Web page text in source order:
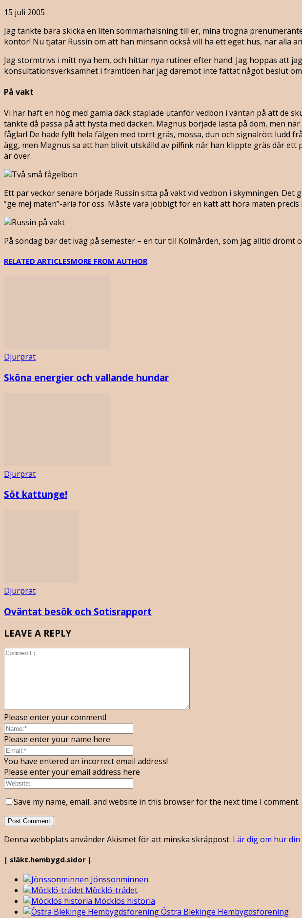
15 juli 2005
Jag tänkte bara skicka en liten sommarhälsning till er, mina trogna
kontor! Nu tjatar Russin om att han minsann också vill ha ett eget hus, när alla
Jag stormtrivs i mitt nya hem, och hittar nya rutiner efter hand. Jag hoppas att
konsultationsverksamhet i framtiden har jag däremot inte fattat något beslut
På vakt
Vi har haft en hög med gamla däck staplade utanför vedbon i väntan på att de
tänkte då passa på att hysta med däcken. Magnus började lasta på dom, men
fåglar! De hade fyllt hela fälgen med torrt gräs, mossa, dun och signalrött ludd
ägg, men Magnus sa att han blivit utskälld av pilfink när han klippte gräs där
är över.
Ett par veckor senare började Russin sitta på vakt vid vedbon i skymningen.
”ge mej maten”-aria för oss. Måste vara jobbigt för en katt att höra maten
På söndag bär det iväg på semester – en tur till Kolmården, som jag alltid
RELATED ARTICLESMORE FROM AUTHOR
Djurprat
Sköna energier och vallande hundar
Djurprat
Söt kattunge!
Djurprat
Oväntat besök och Sotisrapport
LEAVE A REPLY
Please enter your comment!
Please enter your name here
You have entered an incorrect email address!
Please enter your email address here
Save my name, email, and website in this browser for the next time I comment.
Denna webbplats använder Akismet för att minska skräppost. Lär dig om hur
| släkt.hembygd.sidor |
Jönssonminnen
Möcklö-trädet
Möcklös historia
Östra Blekinge Hembygdsförening